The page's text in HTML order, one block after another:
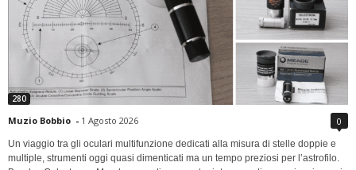
280
Muzio Bobbio - 1 Agosto 2026 0
Un viaggio tra gli oculari multifunzione dedicati alla misura di stelle doppie e
multiple, strumenti oggi quasi dimenticati ma un tempo preziosi per l’astrofilo.